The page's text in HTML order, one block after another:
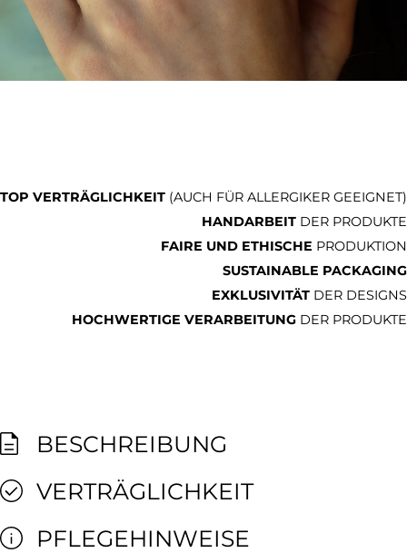
TOP VERTRÄGLICHKEIT (AUCH FÜR ALLERGIKER GEEIGNET)
HANDARBEIT DER PRODUKTE
FAIRE UND ETHISCHE PRODUKTION
SUSTAINABLE PACKAGING
EXKLUSIVITÄT DER DESIGNS
HOCHWERTIGE VERARBEITUNG DER PRODUKTE
BESCHREIBUNG
VERTRÄGLICHKEIT
PFLEGEHINWEISE